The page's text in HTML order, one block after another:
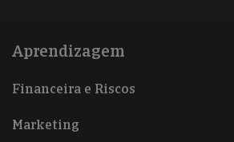
Aprendizagem
Financeira e Riscos
Marketing